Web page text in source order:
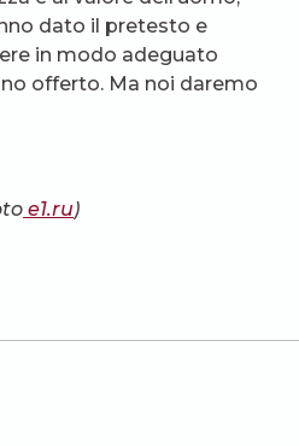
dato il pretesto e
in modo adeguato
offerto. Ma noi daremo
e1.ru)